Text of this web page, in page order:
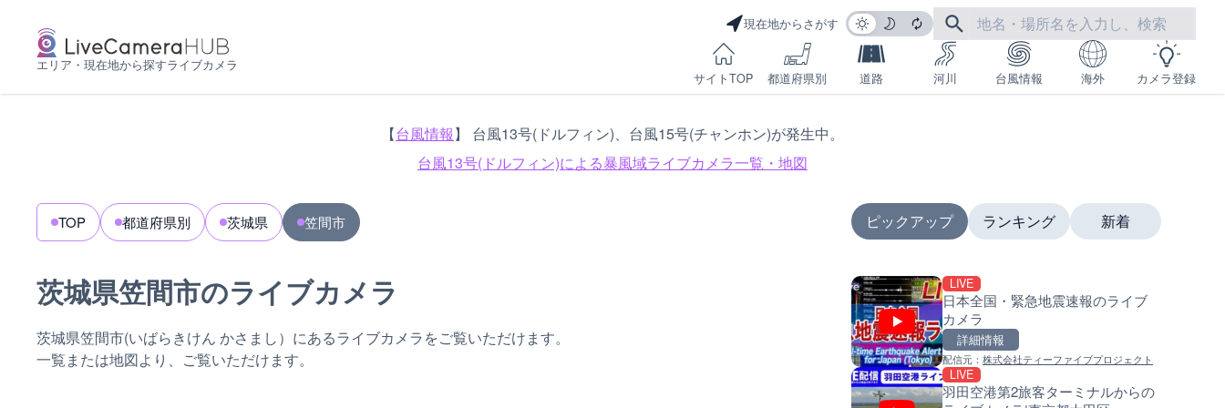
エリア・現在地から探すライブカメラ
現在地からさがす
サイトTOP 都道府県別 道路 河川 台風情報 海外 カメラ登録
【台風情報】 台風13号(ドルフィン)、台風15号(チャンホン)が発生中。
台風13号(ドルフィン)による暴風域ライブカメラ一覧・地図
TOP 都道府県別 茨城県 笠間市
茨城県笠間市のライブカメラ
茨城県笠間市(いばらきけん かさまし）にあるライブカメラをご覧いただけます。
一覧または地図より、ご覧いただけます。
ピックアップ
LIVE
日本全国・緊急地震速報のライブ
カメラ
詳細情報
配信元： 株式会社ティーファイブプロジェクト
LIVE
羽田空港第2旅客ターミナルからの
ランキング
沖永良部島海岸のライブカメ
配信元：和泊町
徳之島町亀津のライブカメラ|
新着
南出川水門付近のライブカメ
配信元：日高町役場
比井川水門付近から比井崎海